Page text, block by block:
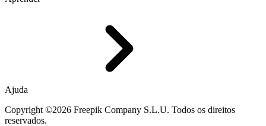
Ajuda
Copyright ©2026 Freepik Company S.L.U. Todos os direitos
reservados.